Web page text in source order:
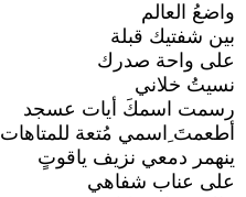
واضعُ العالم
بين شفتيك قبلة
على واحة صدرك
نسيتُ خلاني
رسمت اسمكَ أيات عسجد
أطعمتَ ِاسمي مُتعة للمتاهات
ينهمر دمعي نزيف ياقوتٍ
على عناب شفاهي